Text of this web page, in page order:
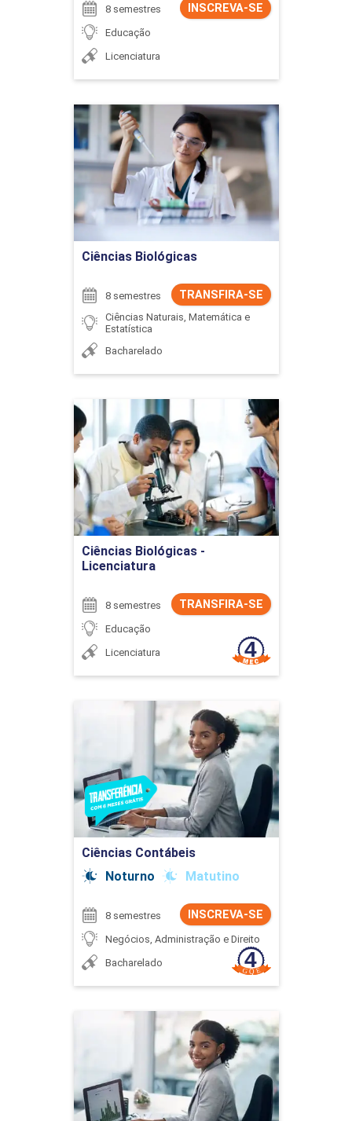
INSCREVA-SE
8 semestres
Educação
Licenciatura
Ciências Biológicas
TRANSFIRA-SE
8 semestres
Ciências Naturais, Matemática e
Estatística
Bacharelado
Ciências Biológicas
Detalhes do curso
Ir para Inscrição
Ciências Biológicas -
Licenciatura
TRANSFIRA-SE
8 semestres
Educação
Licenciatura
Ciências Biológicas -
Licenciatura
Detalhes do curso
Ir para Inscrição
Ciências Contábeis
Noturno
Matutino
INSCREVA-SE
8 semestres
Negócios, Administração e Direito
Bacharelado
Ciências Contábeis
Detalhes do curso
Ir para Inscrição
Ciências Contábeis
Detalhes do curso